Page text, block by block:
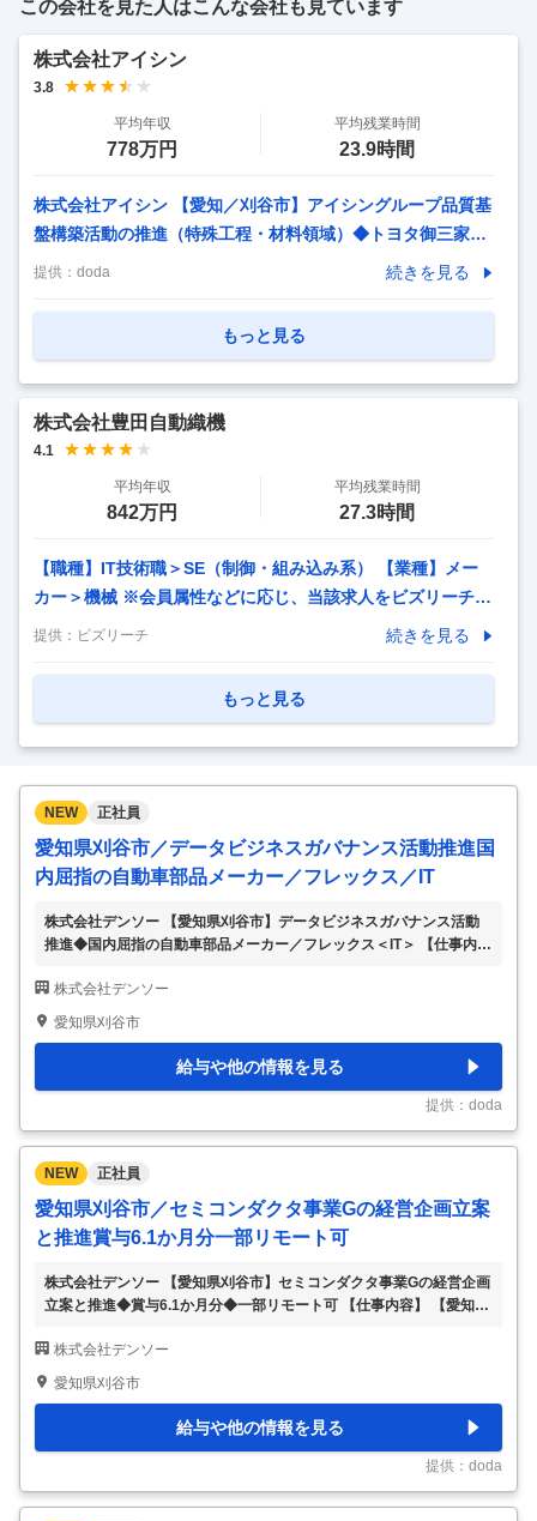
この会社を見た人はこんな会社も見ています
株式会社アイシン
3.8
平均年収
778万円
平均残業時間
23.9時間
株式会社アイシン 【愛知／刈谷市】アイシングループ品質基
盤構築活動の推進（特殊工程・材料領域）◆トヨタ御三家／
P10 【仕事内容】 【愛知／刈谷市】アイシングループ品質基
携わり、「顧客へ安心と信頼を届け続ける」それがこの仕事
盤強化を担う体制づくりが求められています。アイシングル
員し、体制強化を図るため、今回募集を行います。
提供： doda 続きを見る
もっと見る
株式会社豊田自動織機
4.1
平均年収
842万円
平均残業時間
27.3時間
【職種】IT技術職＞SE（制御・組み込み系） 【業種】メー
カー＞機械 ※会員属性などに応じ、当該求人をビズリーチ上
で閲覧された際に内容が異なる場合があります ■豊田自動織
8万人以上、グローバルに事業を展開しています。 事業領域
を誇る製品を多数有しています。 特に今回募集をかけており
ますトヨタL&Fカンパニーでは、お客様の物流の自動化・省
人化をサポートする物流機器・システムな …
提供： ビズリーチ 続きを見る
もっと見る
NEW 正社員
愛知県刈谷市／データビジネスガバナンス活動推進国
内屈指の自動車部品メーカー／フレックス／IT
株式会社デンソー 【愛知県刈谷市】データビジネスガバナンス活動
推進◆国内屈指の自動車部品メーカー／フレックス＜IT＞ 【仕事内
指の自動車部品メーカー／フレックス＜IT＞ 【具体的な仕事内容】
～在宅勤務可／世界トップクラスの自動車部品メーカー・世界35ヶ国
oft Defined Vehicle）、モビリティサービス等、グローバルで新しい
サービスを展開するためには、通信やデータに関する法規制へ対応や
ガバナンスが非常に大切です。 環境の変化に柔軟に対応でき、自身
の担当領…
株式会社デンソー
愛知県刈谷市
給与や他の情報を見る
提供：doda
NEW 正社員
愛知県刈谷市／セミコンダクタ事業Gの経営企画立案
と推進賞与6.1か月分一部リモート可
株式会社デンソー 【愛知県刈谷市】セミコンダクタ事業Gの経営企画
立案と推進◆賞与6.1か月分◆一部リモート可 【仕事内容】 【愛知県
◆一部リモート可 【具体的な仕事内容】 ※事業創出、事業計画ある
いは原価管理に関する基礎・初級知識をお持ちの方歓迎※ 電動化を中
くチャレンジをしていただける志を持った方を求めています ■採用背
景： ◇自動車を中心としたモビリティの電動化によるカーボンニュ
ートラルの加速、交通事故ゼロに向けたクルマの高度化が進む中で、
当事業は、パワー半導体や…
株式会社デンソー
愛知県刈谷市
給与や他の情報を見る
提供：doda